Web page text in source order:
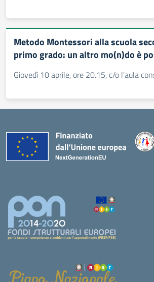
Metodo Montessori alla scuola
primo grado: un altro mo(n)do è
Giovedì 10 aprile, ore 20.15, c/o l'aula